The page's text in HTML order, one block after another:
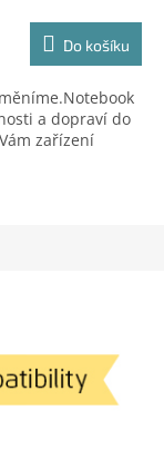
Do košíku
a dopraví do
zařízení